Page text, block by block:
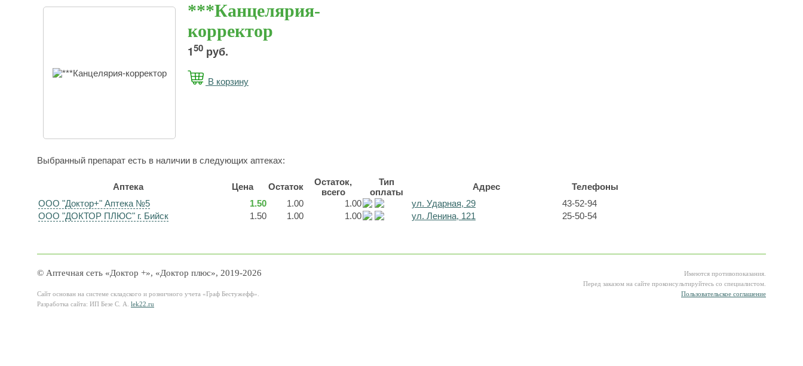
***Канцелярия-
корректор
150 руб.
В корзину
Выбранный препарат есть в наличии в следующих аптеках:
Аптека Цена Остаток
Остаток,
всего
Тип
оплаты
Адрес
Телефоны
ООО "Доктор+" Аптека №5
1.50 1.00 1.00 ул. Ударная, 29
43-52-94
ООО "ДОКТОР ПЛЮС" г. Бийск
1.50 1.00 1.00 ул. Ленина, 121 25-50-54
© Аптечная сеть «Доктор +», «Доктор плюс», 2019-2026
Сайт основан на системе складского и розничного учета «Граф Бестужефф».
Разработка сайта: ИП Безе С. А. lek22.ru
Имеются противопоказания.
Перед заказом на сайте проконсультируйтесь со специалистом.
Пользовательское соглашение